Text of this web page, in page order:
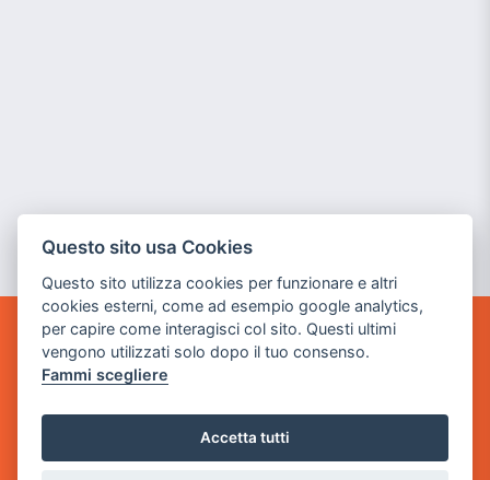
GAME WARP
BY POWER GAME SRL
Sede Legale
via Villaggio dei Platani, 3
- 25014 Castenedolo, Brescia
Questo sito usa Cookies
Questo sito utilizza cookies per funzionare e altri
cookies esterni, come ad esempio google analytics,
per capire come interagisci col sito. Questi ultimi
vengono utilizzati solo dopo il tuo consenso.
Fammi scegliere
Accetta tutti